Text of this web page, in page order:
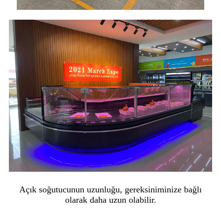
Açık soğutucunun uzunluğu, gereksiniminize bağlı
olarak daha uzun olabilir.